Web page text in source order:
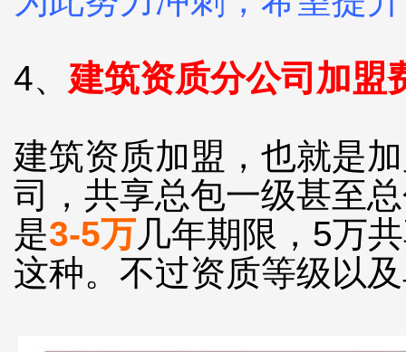
4、 建筑资质分公司加盟
建筑资质加盟，也就是
司，共享总包一级甚至
是3-5万几年期限，5万
这种。不过资质等级以